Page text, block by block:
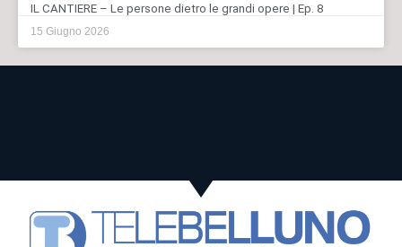
IL CANTIERE – Le persone dietro le grandi opere | Ep. 8
15 Giugno 2026